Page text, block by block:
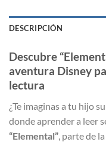
DESCRIPCIÓN
Descubre
aventura Disney
lectura
¿Te imaginas a tu hijo
donde aprender a leer
“Elemental” , parte de